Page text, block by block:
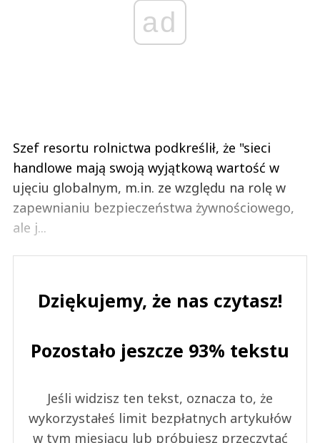
ad
Szef resortu rolnictwa podkreślił, że "sieci
handlowe mają swoją wyjątkową wartość w
ujęciu globalnym, m.in. ze względu na rolę w
zapewnianiu bezpieczeństwa żywnościowego,
ale j...
Dziękujemy, że nas czytasz!
Pozostało jeszcze 93% tekstu
Jeśli widzisz ten tekst, oznacza to, że
wykorzystałeś limit bezpłatnych artykułów
w tym miesiącu lub próbujesz przeczytać